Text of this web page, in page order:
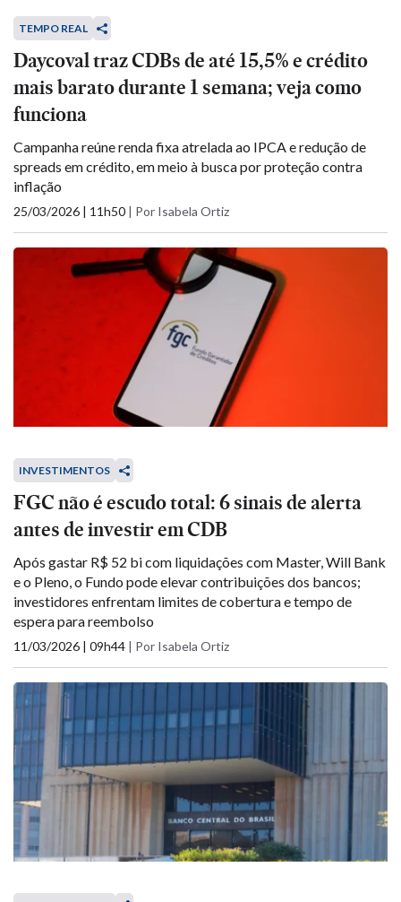
TEMPO REAL
Daycoval traz CDBs de até 15,5% e crédito
mais barato durante 1 semana; veja como
funciona
Campanha reúne renda fixa atrelada ao IPCA e redução de
spreads em crédito, em meio à busca por proteção contra
inflação
25/03/2026 | 11h50 | Por Isabela Ortiz
INVESTIMENTOS
FGC não é escudo total: 6 sinais de alerta
antes de investir em CDB
Após gastar R$ 52 bi com liquidações com Master, Will Bank
e o Pleno, o Fundo pode elevar contribuições dos bancos;
investidores enfrentam limites de cobertura e tempo de
espera para reembolso
11/03/2026 | 09h44 | Por Isabela Ortiz